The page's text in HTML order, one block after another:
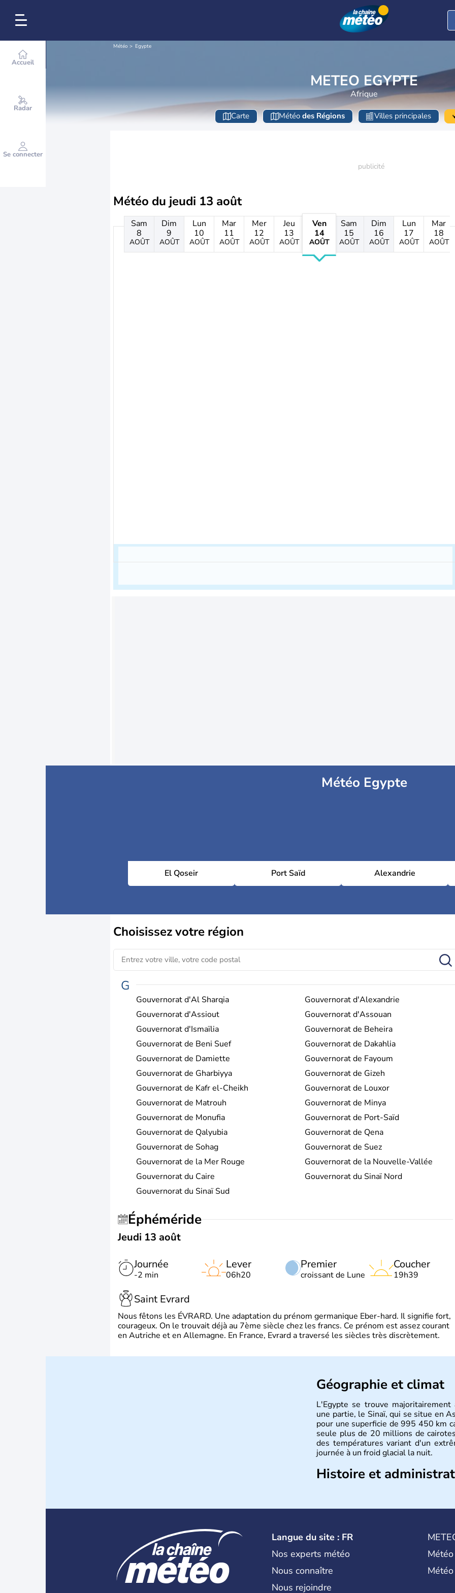
Accueil
Radar
Se connecter
Météo Egypte
METEO EGYPTE
Afrique
Carte Météo des Régions Villes principales
Météo du jeudi 13 août
Sam
8
AOÛT
Dim
9
AOÛT
Lun
10
AOÛT
Mar
11
AOÛT
Mer
12
AOÛT
Jeu
13
AOÛT
Ven
14
AOÛT
Sam
15
AOÛT
Dim
16
AOÛT
Lun
17
AOÛT
Mar
18
AOÛT
Météo Egypte
El Qoseir Port Saïd Alexandrie
Choisissezvotre région
G
Gouvernorat d'Al Sharqia
Gouvernorat d'Alexandrie
Gouvernorat d'Assiout
Gouvernorat d'Assouan
Gouvernorat d'Ismaïlia
Gouvernorat de Beheira
Gouvernorat de Beni Suef
Gouvernorat de Dakahlia
Gouvernorat de Damiette
Gouvernorat de Fayoum
Gouvernorat de Gharbiyya
Gouvernorat de Gizeh
Gouvernorat de Kafr el-Cheikh
Gouvernorat de Louxor
Gouvernorat de Matrouh
Gouvernorat de Minya
Gouvernorat de Monufia
Gouvernorat de Port-Saïd
Gouvernorat de Qalyubia
Gouvernorat de Qena
Gouvernorat de Sohag
Gouvernorat de Suez
Gouvernorat de la Mer Rouge
Gouvernorat de la Nouvelle-Vallée
Gouvernorat du Caire
Gouvernorat du Sinaï Nord
Gouvernorat du Sinaï Sud
Éphéméride
Jeudi 13 août
Journée
-2 min
Premier
croissant de Lune
Lever
06h20
Coucher
19h39
Saint Evrard
Nous fêtons les ÉVRARD. Une adaptation du prénom germanique Eber-hard. Il signifie fort,
courageux. On le trouvait déjà au 7ème siècle chez les francs. Ce prénom est assez courant
en Autriche et en Allemagne. En France, Evrard a traversé les siècles très discrètement.
Géographie et climat
L'Egypte se trouve
une partie, le Sinaï, qui se situe en
pour une superficie de 995 450 km
seule plus de 20 millions de
des températures variant d'un
journée à un froid glacial la nuit.
Histoire et
comme les perses et les grecs,
sous la domination arabe au VIIème
Langue du site : FR
Nos experts météo
Nous connaître
Nous rejoindre